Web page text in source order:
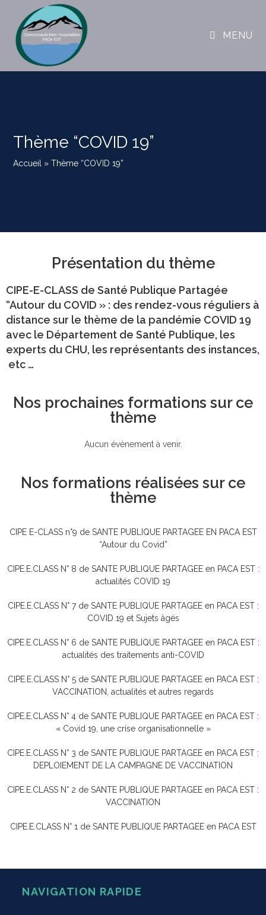
MENU
Thème “COVID 19”
Accueil »Thème “COVID 19”
Présentation du thème
CIPE-E-CLASS de Santé Publique Partagée
“Autour du COVID » : des rendez-vous réguliers à
distance sur le thème de la pandémie COVID 19
avec le Département de Santé Publique, les
experts du CHU, les représentants des instances,
etc …
Nos prochaines formations sur ce
thème
Aucun évènement à venir.
Nos formations réalisées sur ce
thème
CIPE E-CLASS n°9 de SANTE PUBLIQUE PARTAGEE EN PACA EST
“Autour du Covid”
CIPE.E.CLASS N° 8 de SANTE PUBLIQUE PARTAGEE en PACA EST :
actualités COVID 19
CIPE.E.CLASS N° 7 de SANTE PUBLIQUE PARTAGEE en PACA EST :
COVID 19 et Sujets âgés
CIPE.E.CLASS N° 6 de SANTE PUBLIQUE PARTAGEE en PACA EST :
actualités des traitements anti-COVID
CIPE.E.CLASS N° 5 de SANTE PUBLIQUE PARTAGEE en PACA EST :
VACCINATION, actualités et autres regards
CIPE.E.CLASS N° 4 de SANTE PUBLIQUE PARTAGEE en PACA EST :
« Covid 19, une crise organisationnelle »
CIPE.E.CLASS N° 3 de SANTE PUBLIQUE PARTAGEE en PACA EST :
DEPLOIEMENT DE LA CAMPAGNE DE VACCINATION
CIPE.E.CLASS N° 2 de SANTE PUBLIQUE PARTAGEE en PACA EST :
VACCINATION
CIPE.E.CLASS N° 1 de SANTE PUBLIQUE PARTAGEE en PACA EST
NAVIGATION RAPIDE